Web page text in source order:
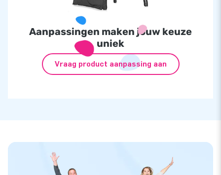
Aanpassingen maken jouw keuze
uniek
Vraag product aanpassing aan